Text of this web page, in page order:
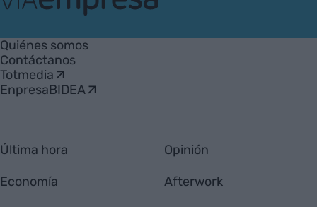
Empresa
Quiénes somos
Contáctanos
Totmedia
EnpresaBIDEA
Última hora
Economía
Opinión
Afterwork